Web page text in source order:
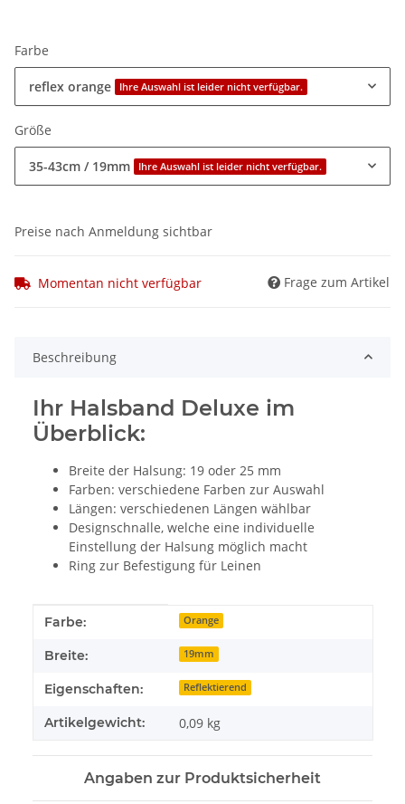
Farbe
reflex orange Ihre Auswahl ist leider nicht verfügbar.
Größe
35-43cm / 19mm Ihre Auswahl ist leider nicht verfügbar.
Preise nach Anmeldung sichtbar
Momentan nicht verfügbar Frage zum Artikel
Beschreibung
Ihr Halsband Deluxe im
Überblick:
Breite der Halsung: 19 oder 25 mm
Farben: verschiedene Farben zur Auswahl
Längen: verschiedenen Längen wählbar
Designschnalle, welche eine individuelle
Einstellung der Halsung möglich macht
Ring zur Befestigung für Leinen
Produkteigenschaft
Wert
Farbe: Orange
Breite: 19mm
Eigenschaften: Reflektierend
Artikelgewicht: 0,09 kg
Angaben zur Produktsicherheit